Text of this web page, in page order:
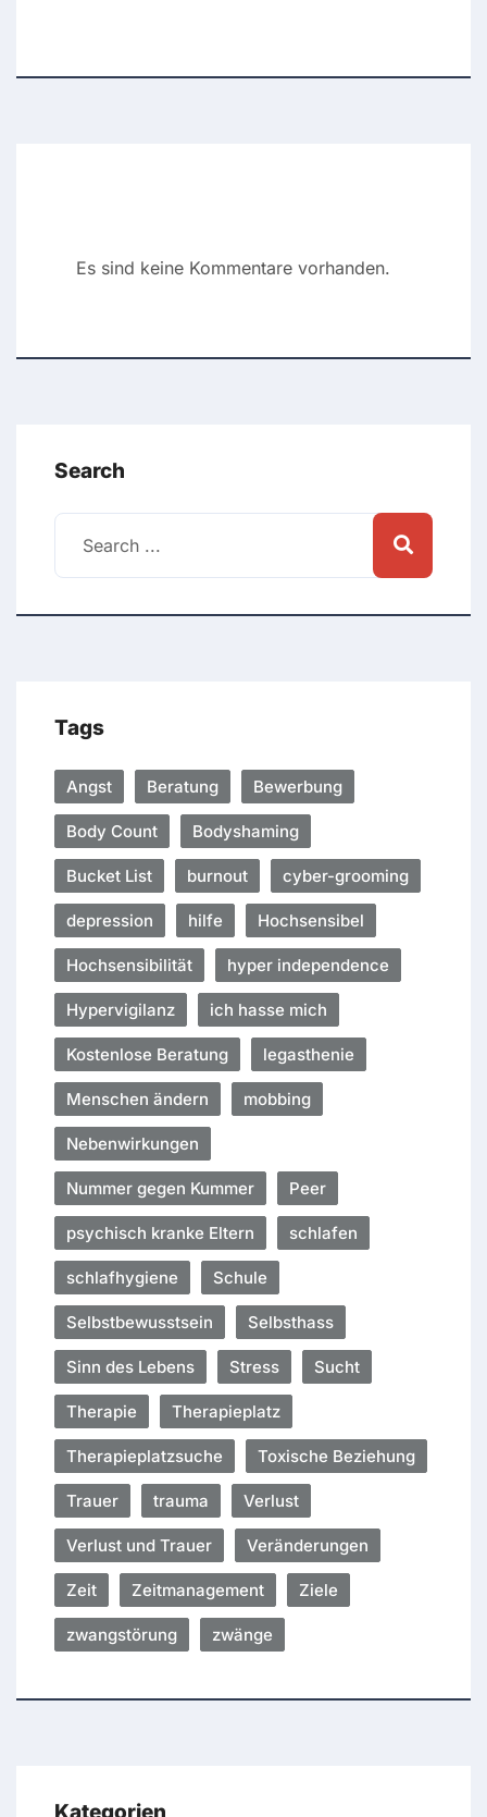
Es sind keine Kommentare vorhanden.
Search
Tags
Angst Beratung Bewerbung
Body Count Bodyshaming
Bucket List burnout cyber-grooming
depression hilfe Hochsensibel
Hochsensibilität hyper independence
Hypervigilanz ich hasse mich
Kostenlose Beratung legasthenie
Menschen ändern mobbing
Nebenwirkungen
Nummer gegen Kummer Peer
psychisch kranke Eltern schlafen
schlafhygiene Schule
Selbstbewusstsein Selbsthass
Sinn des Lebens Stress Sucht
Therapie Therapieplatz
Therapieplatzsuche Toxische Beziehung
Trauer trauma Verlust
Verlust und Trauer Veränderungen
Zeit Zeitmanagement Ziele
zwangstörung zwänge